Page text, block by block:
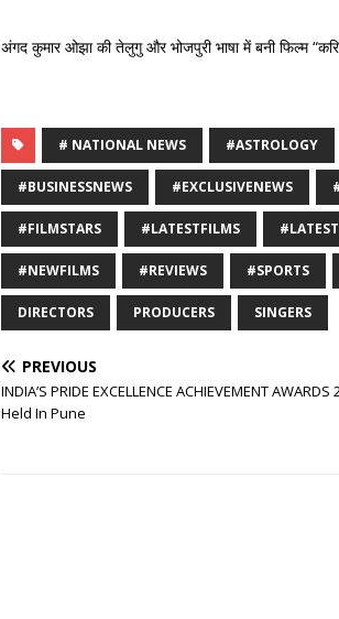
अंगद कुमार ओझा की तेलुगु और भोजपुरी भाषा में बनी फिल्म
# NATIONAL NEWS #ASTROLOGY
#BUSINESSNEWS #EXCLUSIVENEWS
#FILMSTARS #LATESTFILMS
#NEWFILMS #REVIEWS #SPORTS
DIRECTORS PRODUCERS SINGERS
PREVIOUS
INDIA’S PRIDE EXCELLENCE ACHIEVEMENT AWARDS
Held In Pune